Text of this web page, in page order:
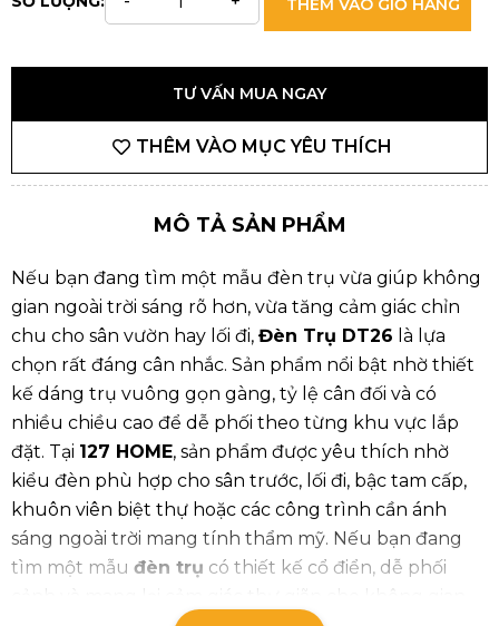
TƯ VẤN MUA NGAY
THÊM VÀO MỤC YÊU THÍCH
MÔ TẢ SẢN PHẨM
Nếu bạn đang tìm một mẫu đèn trụ vừa giúp không
gian ngoài trời sáng rõ hơn, vừa tăng cảm giác chỉn
chu cho sân vườn hay lối đi, Đèn Trụ DT26 là lựa
chọn rất đáng cân nhắc. Sản phẩm nổi bật nhờ thiết
kế dáng trụ vuông gọn gàng, tỷ lệ cân đối và có
nhiều chiều cao để dễ phối theo từng khu vực lắp
đặt. Tại 127 HOME, sản phẩm được yêu thích nhờ
kiểu đèn phù hợp cho sân trước, lối đi, bậc tam cấp,
khuôn viên biệt thự hoặc các công trình cần ánh
sáng ngoài trời mang tính thẩm mỹ. Nếu bạn đang
tìm một mẫu đèn trụ có thiết kế cổ điển, dễ phối
cảnh và mang lại cảm giác thư giãn cho không gian